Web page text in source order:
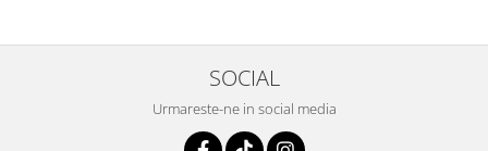
SOCIAL
Urmareste-ne in social media